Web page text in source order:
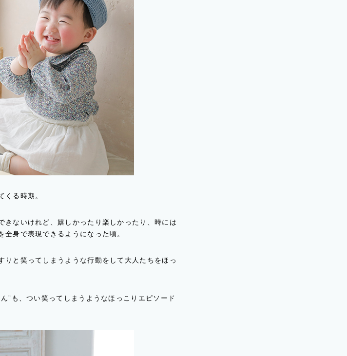
くる時期。
きないけれど、嬉しかったり楽しかったり、時には
身で表現できるようになった頃。
りと笑ってしまうような行動をして大人たちをほっ
”も、つい笑ってしまうようなほっこりエピソード